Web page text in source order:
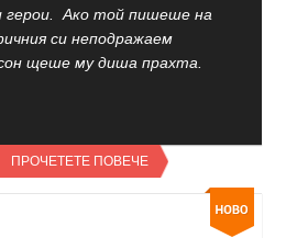
герои. Ако той пишеше на
си неподражаем
щеше му диша прахта.
ПРОЧЕТЕТЕ ПОВЕЧЕ